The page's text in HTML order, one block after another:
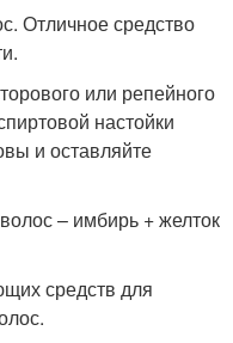
Отличное средство
или репейного
настойки
и оставляйте
– имбирь + желток
средств для